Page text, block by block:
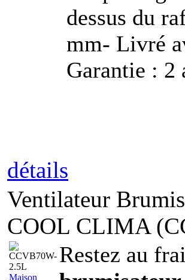
dessus du
mm- Livré
Garantie : 2
détails
Ventilateur
COOL CLIMA
Maison
Restez au